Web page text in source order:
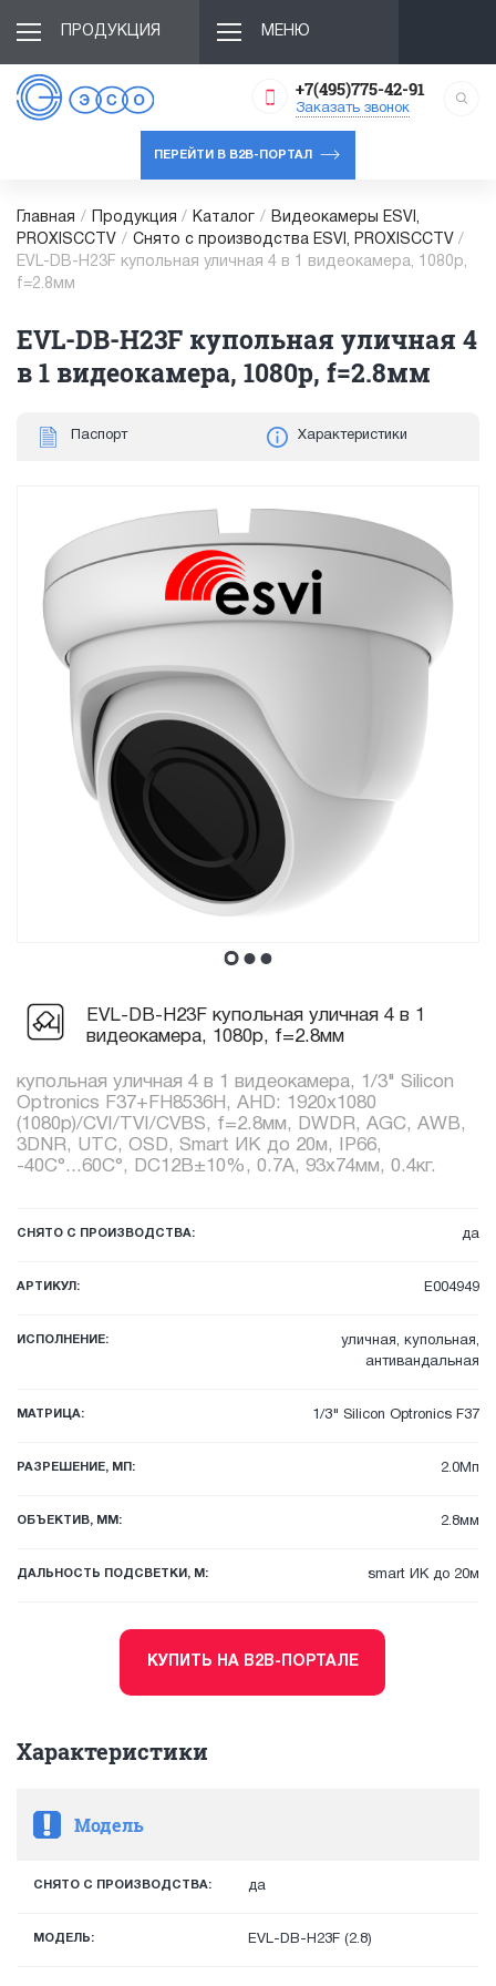
ПРОДУКЦИЯ МЕНЮ
+7(495)775-42-91
Заказать звонок
ПЕРЕЙТИ В B2B-ПОРТАЛ
Главная / Продукция / Каталог /
Видеокамеры ESVI,
PROXISCCTV / Снято с производства ESVI, PROXISCCTV /
EVL-DB-H23F купольная уличная 4 в 1 видеокамера, 1080p,
f=2.8мм
EVL-DB-H23F купольная уличная 4
в 1 видеокамера, 1080p, f=2.8мм
Паспорт Характеристики
EVL-DB-H23F купольная уличная 4 в 1
видеокамера, 1080p, f=2.8мм
купольная уличная 4 в 1 видеокамера, 1/3" Silicon
Optronics F37+FH8536H, AHD: 1920x1080
(1080p)/CVI/TVI/CVBS, f=2.8мм, DWDR, AGC, AWB,
3DNR, UTC, OSD, Smart ИК до 20м, IP66,
-40C°...60C°, DC12В±10%, 0.7А, 93x74мм, 0.4кг.
СНЯТО С ПРОИЗВОДСТВА: да
АРТИКУЛ: E004949
ИСПОЛНЕНИЕ:
уличная, купольная,
антивандальная
МАТРИЦА: 1/3" Silicon Optronics F37
РАЗРЕШЕНИЕ, МП: 2.0Мп
ОБЪЕКТИВ, ММ: 2.8мм
ДАЛЬНОСТЬ ПОДСВЕТКИ, М: smart ИК до 20м
КУПИТЬ НА B2B-ПОРТАЛЕ
Характеристики
Модель
СНЯТО С ПРОИЗВОДСТВА: да
МОДЕЛЬ: EVL-DB-H23F (2.8)